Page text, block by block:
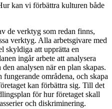
kan vi förbättra kulturen både
de verktyg som redan finns,
verktyg. Alla arbetsgivare med
skyldiga att upprätta en
ingår arbete att analysera
analysen när en plan skapas.
områdena, och skapa
kan förbättra sig. Till det
för hur företaget skall
och diskriminering.